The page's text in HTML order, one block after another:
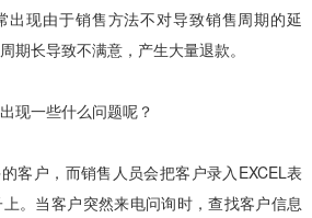
出现由于销售方法不对导致销售周期的延
期长导致不满意，产生大量退款。
现一些什么问题呢？
客户，而销售人员会把客户录入EXCEL表
。当客户突然来电问询时，查找客户信息